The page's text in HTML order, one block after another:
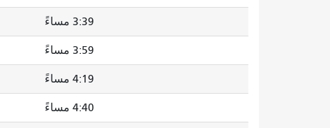
3:39 مساءً
3:59 مساءً
4:19 مساءً
4:40 مساءً